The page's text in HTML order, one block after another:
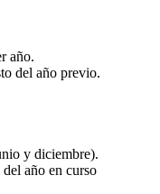
año.
del año previo.
y diciembre).
año en curso